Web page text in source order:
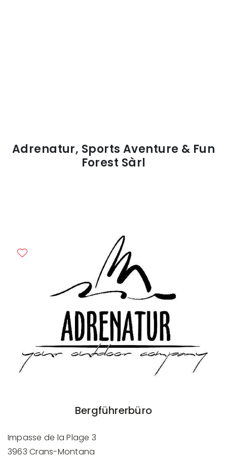
Adrenatur, Sports Aventure & Fun
Forest Sàrl
Bergführerbüro
Impasse de la Plage 3
3963 Crans-Montana